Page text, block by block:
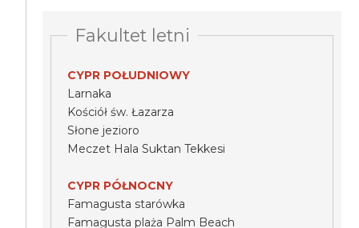
Fakultet letni
CYPR POŁUDNIOWY
Larnaka
Kościół św. Łazarza
Słone jezioro
Meczet Hala Suktan Tekkesi
CYPR PÓŁNOCNY
Famagusta starówka
Famagusta plaża Palm Beach